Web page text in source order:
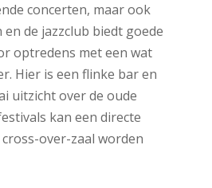
concerten, maar ook
de jazzclub biedt goede
optredens met een wat
Hier is een flinke bar en
uitzicht over de oude
kan een directe
over-zaal worden